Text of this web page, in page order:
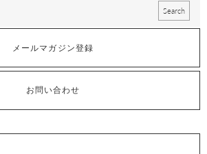
メールマガジン登録
お問い合わせ